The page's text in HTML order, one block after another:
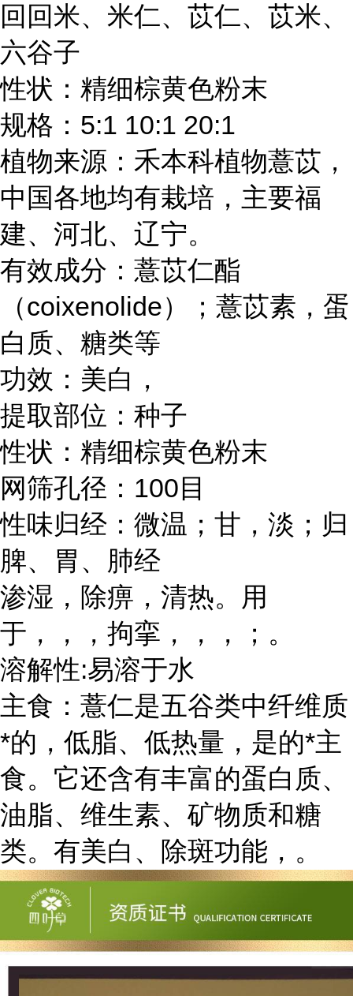
回回米、米仁、苡仁、苡米、
六谷子
性状：精细棕黄色粉末
规格：5:1 10:1 20:1
植物来源：禾本科植物薏苡，
中国各地均有栽培，主要福
建、河北、辽宁。
有效成分：薏苡仁酯
（coixenolide）；薏苡素，蛋
白质、糖类等
功效：美白，
提取部位：种子
性状：精细棕黄色粉末
网筛孔径：100目
性味归经：微温；甘，淡；归
脾、胃、肺经
渗湿，除痹，清热。用
于，，，拘挛，，，；。
溶解性:易溶于水
主食：薏仁是五谷类中纤维质
*的，低脂、低热量，是的*主
食。它还含有丰富的蛋白质、
油脂、维生素、矿物质和糖
类。有美白、除斑功能，。